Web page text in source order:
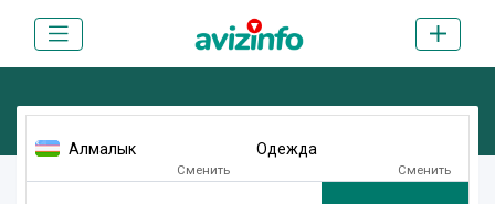
Алмалык
Сменить
Одежда
Сменить